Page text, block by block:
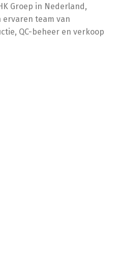
Groep in Nederland,
ervaren team van
QC-beheer en verkoop